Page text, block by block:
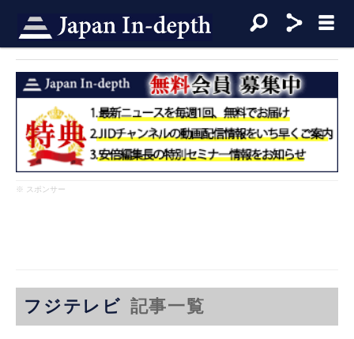
※ スポンサー
フジテレビ 記事一覧